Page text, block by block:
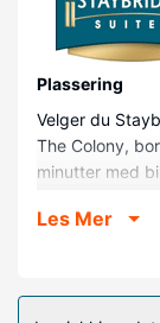
Plassering
Velger du
The Colony,
minutter med
mi (6,9 km)
Les Mer